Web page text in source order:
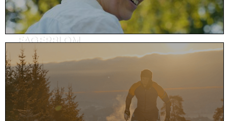
FAGERBLOM
Prosjektfilm, eiendom